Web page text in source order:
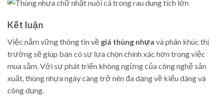
Kết luận
Việc nắm vững thông tin về giá thùng nhựa và phân khúc thị
trường sẽ giúp bạn có sự lựa chọn chính xác hơn trong việc
mua sắm. Với sự phát triển không ngừng của công nghệ sản
xuất, thùng nhựa ngày càng trở nên đa dạng về kiểu dáng và
công dụng.